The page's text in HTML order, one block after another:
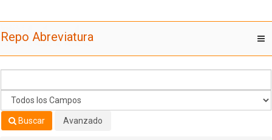
Repo Abreviatura
Buscar Avanzado